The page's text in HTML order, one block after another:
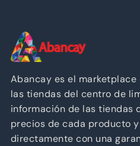
Abancay es el
las tiendas del centro de
información de las tiendas
precios de cada producto
directamente con una